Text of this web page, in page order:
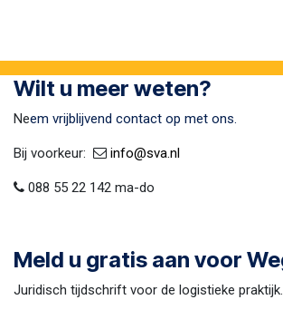
Wilt u meer weten?
Neem vrijblijvend contact op met ons.
Bij voorkeur:​ ​ info@sva​.nl
088 55 22 142 ma-do
Meld u gratis aan voor
Juridisch tijdschrift voor de logistieke praktijk.